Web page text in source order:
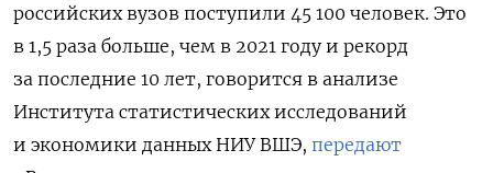
российских вузов поступили 45 100 человек. Это
в 1,5 раза больше, чем в 2021 году и рекорд
за последние 10 лет, говорится в анализе
Института статистических исследований
и экономики данных НИУ ВШЭ, передают